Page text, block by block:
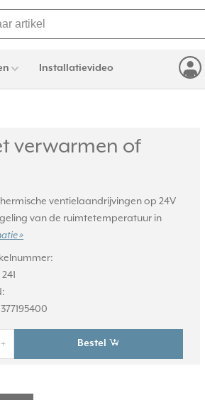
Installatievideo
verwarmen of
ventielaandrijvingen op 24V
van de ruimtetemperatuur in
»
+ Bestel